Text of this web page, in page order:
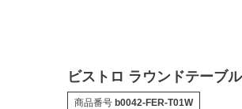
ビストロ ラウンドテーブ
商品番号 b0042-FER-T01W